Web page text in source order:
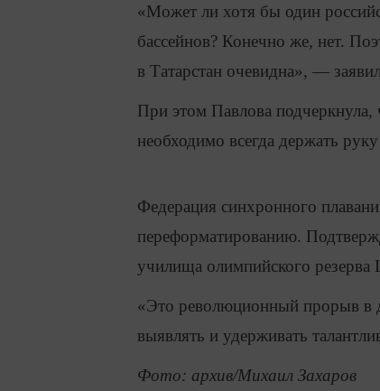
«Может ли хотя бы один
бассейнов? Конечно же, нет.
в Татарстан очевидна», —
При этом Павлова подчеркнула,
необходимо всегда держать руку
Федерация синхронного
переформатированию.
училища олимпийского
«Это революционный прорыв в
выявлять и удерживать
Фото: архив/Михаил Захаров